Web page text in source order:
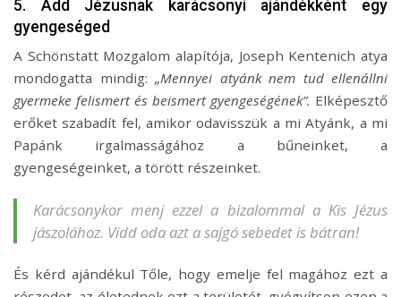
5. Add Jézusnak karácsonyi ajándékként egy
gyengeséged
A Schönstatt Mozgalom alapítója, Joseph Kentenich atya
mondogatta mindig: „Mennyei atyánk nem tud ellenállni
gyermeke felismert és beismert gyengeségének”. Elképesztő
erőket szabadít fel, amikor odavisszük a mi Atyánk, a mi
Papánk irgalmasságához a bűneinket, a
gyengeségeinket, a törött részeinket.
Karácsonykor menj ezzel a bizalommal a Kis Jézus
jászolához. Vidd oda azt a sajgó sebedet is bátran!
És kérd ajándékul Tőle, hogy emelje fel magához ezt a